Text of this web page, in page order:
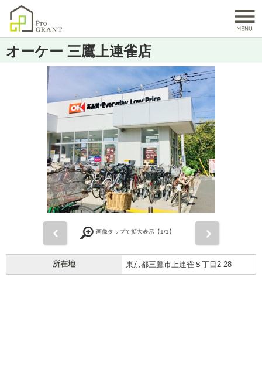
オーケー 三鷹上連雀店
画像タップで拡大表示【1/1】
所在地 東京都三鷹市上連雀８丁目2-28